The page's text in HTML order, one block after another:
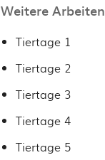
Weitere Arbeiten
Tiertage 1
Tiertage 2
Tiertage 3
Tiertage 4
Tiertage 5